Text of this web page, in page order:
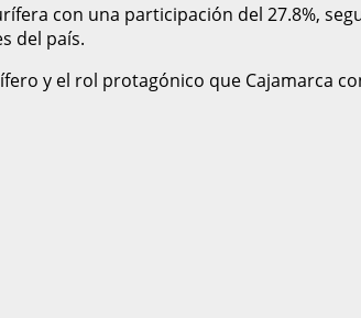
con una participación del 27.8%,
del país.
y el rol protagónico que Cajamarca